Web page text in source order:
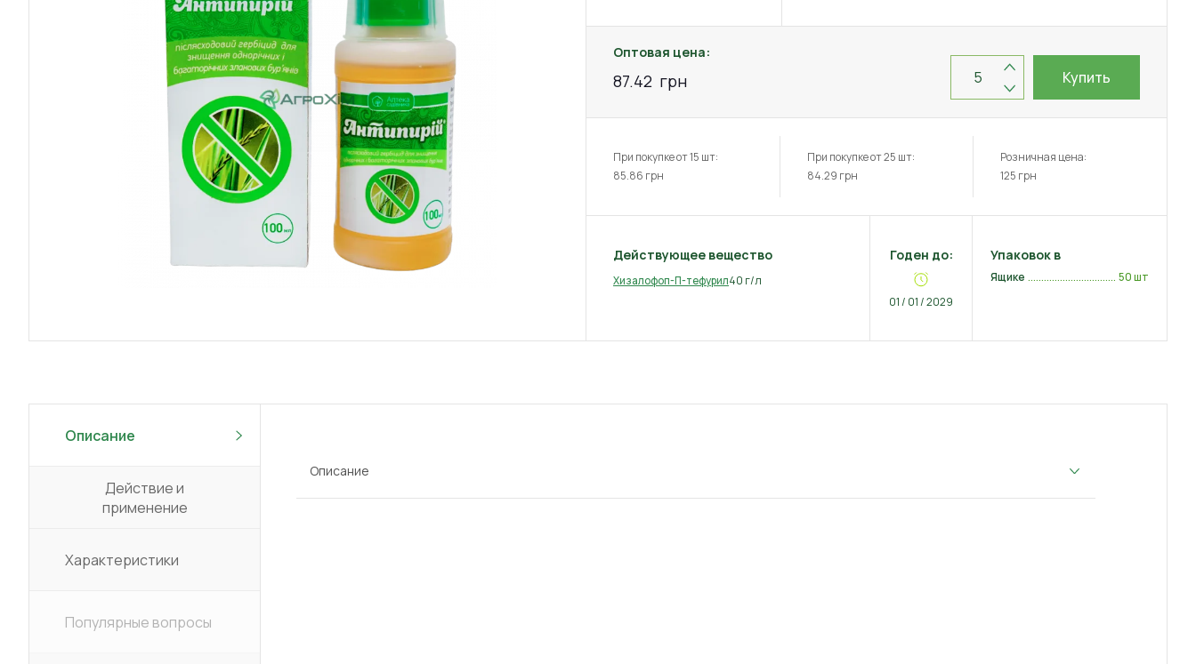
Оптовая цена:
87.42 грн Купить
При покупке от 15 шт:
85.86 грн
При покупке от 25 шт:
84.29 грн
Розничная цена:
125 грн
Действующее вещество
Хизалофоп-П-тефурил40 г/л
Годен до:
01 / 01 / 2029
Упаковок в
Ящике 50 шт
Описание
Действие и
применение
Характеристики
Популярные вопросы
Описание